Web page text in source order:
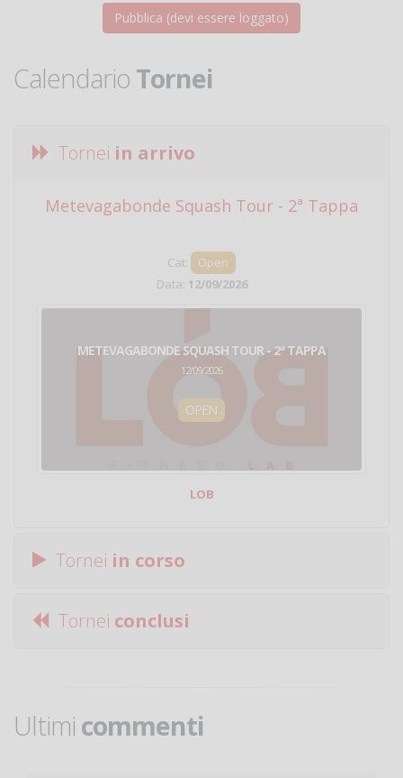
Calendario Tornei
Tornei in arrivo
Metevagabonde Squash Tour - 2ª Tappa
Cat:
Open
Data: 12/09/2026
METEVAGABONDE SQUASH TOUR - 2ª TAPPA
12/09/2026
OPEN
LOB
Tornei in corso
Tornei conclusi
Ultimi commenti